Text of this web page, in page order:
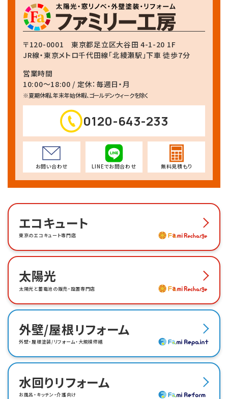
〒120-0001 東京都足立区大谷田 4-1-20 1F
JR線・東京メトロ千代田線「北綾瀬駅」下車 徒歩7分
営業時間
10:00～18:00 / 定休：毎週日・月
※夏期休暇、年末年始休暇、ゴールデンウィークを除く
0120-643-233
お問い合わせ LINEでお問合わせ 無料見積もり
エコキュート
東京のエコキュート専門店
太陽光
太陽光と蓄電池の販売・設置専門店
外壁/屋根リフォーム
外壁・屋根塗装/リフォーム・大規模修繕
水回りリフォーム
お風呂・キッチン・介護向け